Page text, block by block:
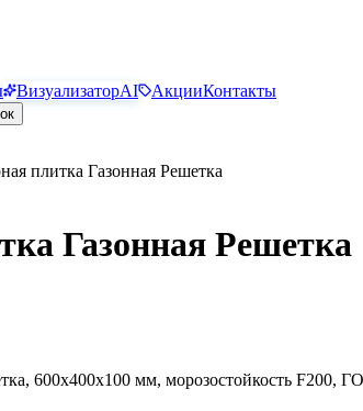
ВизуализаторAI АкцииКонтакты
плитка Газонная Решетка
Газонная Решетка
600x400x100 мм, морозостойкость F200,